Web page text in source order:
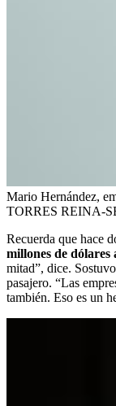
Mario Hernández,
TORRES REINA-
Recuerda que hace
millones de dólares
mitad”, dice.
pasajero. “Las
también. Eso es un